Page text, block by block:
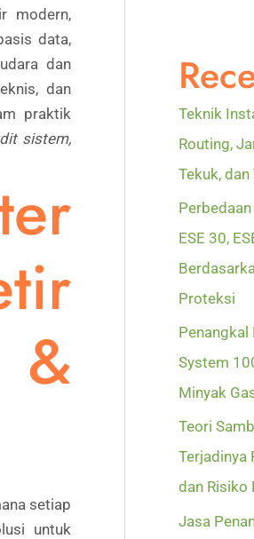
modern,
data,
dan
dan
praktik
sistem,
&
setiap
untuk
Teknik
Routing,
Tekuk,
ESE 30,
Proteksi
Penangkal
System
Minyak
Teori
Terjadinya
dan Risiko
Jasa